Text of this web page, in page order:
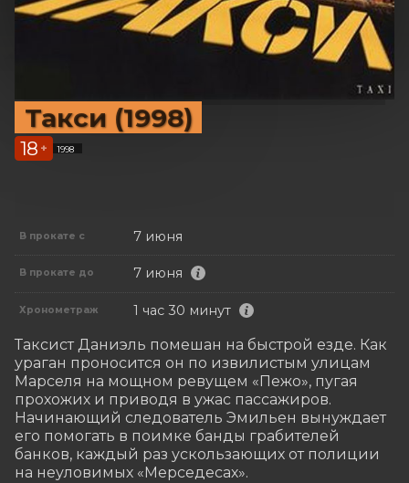
Такси (1998)
18 + 1998
В прокате с 7 июня
В прокате до 7 июня
Хронометраж 1 час 30 минут
Таксист Даниэль помешан на быстрой езде. Как
ураган проносится он по извилистым улицам
Марселя на мощном ревущем «Пежо», пугая
прохожих и приводя в ужас пассажиров.
Начинающий следователь Эмильен вынуждает
его помогать в поимке банды грабителей
банков, каждый раз ускользающих от полиции
на неуловимых «Мерседесах».